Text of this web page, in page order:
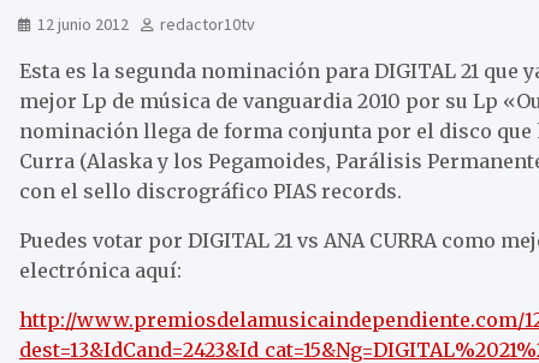
12 junio 2012 redactor10tv
Esta es la segunda nominación para DIGITAL 21 que
mejor Lp de música de vanguardia 2010 por su Lp
nominación llega de forma conjunta por el disco que
Curra (Alaska y los Pegamoides, Parálisis
con el sello discrográfico PIAS records.
Puedes votar por DIGITAL 21 vs ANA CURRA como
electrónica aquí:
http://www.premiosdelamusicaindependiente.com/